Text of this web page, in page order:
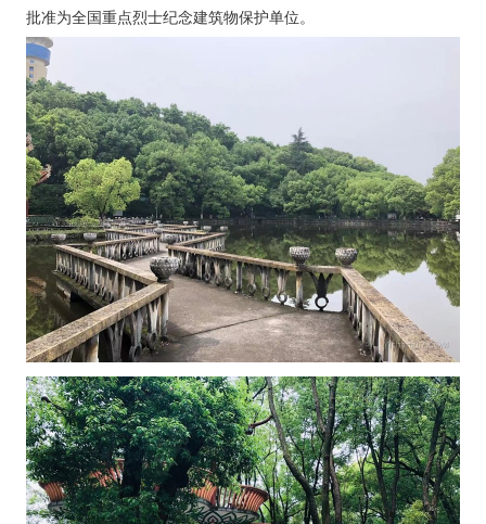
批准为全国重点烈士纪念建筑物保护单位。